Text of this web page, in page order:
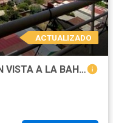
ACTUALIZADO
SE VENDE DEPARTAMENTO CON VISTA A LA BAHIA EN CERRO PLACERES